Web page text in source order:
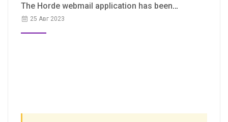
The Horde webmail application has been
removed
25 Авг 2023